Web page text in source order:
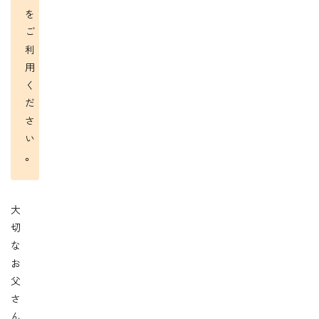
を
ご
利
用
く
だ
さ
い
。
大
切
な
お
父
さ